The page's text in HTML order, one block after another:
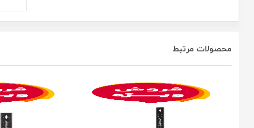
محصولات مرتبط